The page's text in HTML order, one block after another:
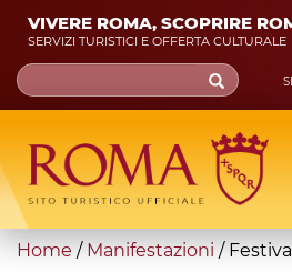
Skip
main
content
VIVERE ROMA, SCOPRIRE
SERVIZI TURISTICI E OFFERTA CULTURALE
Search
form
Cerca
You
Home / Manifestazioni /